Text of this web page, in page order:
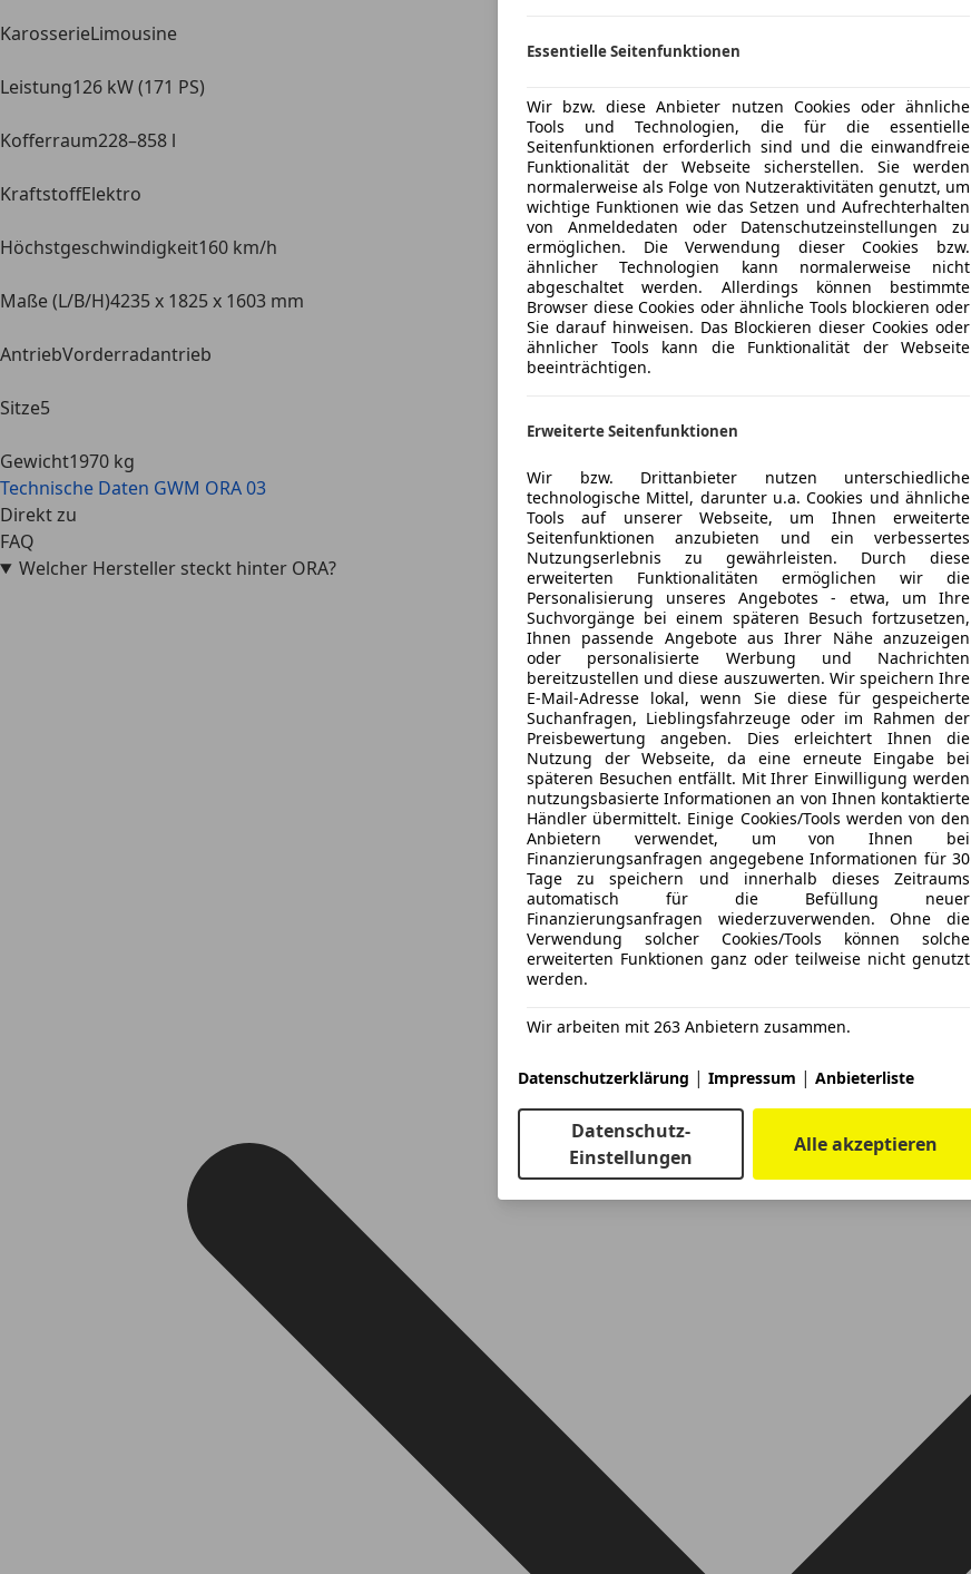
KarosserieLimousine
Leistung126 kW (171 PS)
Kofferraum228–858 l
KraftstoffElektro
Höchstgeschwindigkeit160 km/h
Maße (L/B/H)4235 x 1825 x 1603 mm
AntriebVorderradantrieb
Sitze5
Gewicht1970 kg
Technische Daten GWM ORA 03
Direkt zu
FAQ
Welcher Hersteller steckt hinter ORA?
Essentielle Seitenfunktionen
Wir bzw. diese Anbieter nutzen Cookies oder ähnliche
Tools und Technologien, die für die essentielle
Seitenfunktionen erforderlich sind und die einwandfreie
Funktionalität der Webseite sicherstellen. Sie werden
normalerweise als Folge von Nutzeraktivitäten genutzt, um
wichtige Funktionen wie das Setzen und Aufrechterhalten
von Anmeldedaten oder Datenschutzeinstellungen zu
ermöglichen. Die Verwendung dieser Cookies bzw.
ähnlicher Technologien kann normalerweise nicht
abgeschaltet werden. Allerdings können bestimmte
Browser diese Cookies oder ähnliche Tools blockieren oder
Sie darauf hinweisen. Das Blockieren dieser Cookies oder
ähnlicher Tools kann die Funktionalität der Webseite
beeinträchtigen.
Erweiterte Seitenfunktionen
Wir bzw. Drittanbieter nutzen unterschiedliche
technologische Mittel, darunter u.a. Cookies und ähnliche
Tools auf unserer Webseite, um Ihnen erweiterte
Seitenfunktionen anzubieten und ein verbessertes
Nutzungserlebnis zu gewährleisten. Durch diese
erweiterten Funktionalitäten ermöglichen wir die
Personalisierung unseres Angebotes - etwa, um Ihre
Suchvorgänge bei einem späteren Besuch fortzusetzen,
Ihnen passende Angebote aus Ihrer Nähe anzuzeigen
oder personalisierte Werbung und Nachrichten
bereitzustellen und diese auszuwerten. Wir speichern Ihre
E-Mail-Adresse lokal, wenn Sie diese für gespeicherte
Suchanfragen, Lieblingsfahrzeuge oder im Rahmen der
Preisbewertung angeben. Dies erleichtert Ihnen die
Nutzung der Webseite, da eine erneute Eingabe bei
späteren Besuchen entfällt. Mit Ihrer Einwilligung werden
nutzungsbasierte Informationen an von Ihnen kontaktierte
Händler übermittelt. Einige Cookies/Tools werden von den
Anbietern verwendet, um von Ihnen bei
Finanzierungsanfragen angegebene Informationen für 30
Tage zu speichern und innerhalb dieses Zeitraums
automatisch für die Befüllung neuer
Finanzierungsanfragen wiederzuverwenden. Ohne die
Verwendung solcher Cookies/Tools können solche
erweiterten Funktionen ganz oder teilweise nicht genutzt
werden.
Wir arbeiten mit 263 Anbietern zusammen.
Datenschutzerklärung | Impressum | Anbieterliste
Datenschutz-
Einstellungen
Alle akzeptieren